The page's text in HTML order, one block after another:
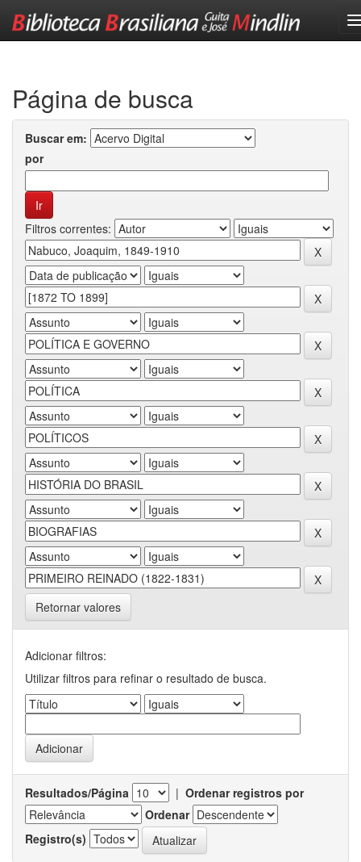
Página de busca
Buscar em:
por
Filtros correntes:
Retornar valores
Adicionar filtros:
Utilizar filtros para refinar o resultado de busca.
Resultados/Página | Ordenar registros por
Ordenar
Registro(s)